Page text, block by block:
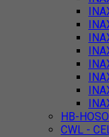
HB-
CWL -